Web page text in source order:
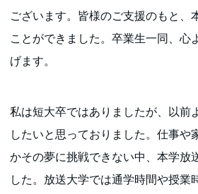
ございます。皆様のご支援のもと、
ことができました。卒業生一同、心
げます。
私は短大卒ではありましたが、以前
したいと思っておりました。仕事や
かその夢に挑戦できない中、本学放
した。放送大学では通学時間や授業